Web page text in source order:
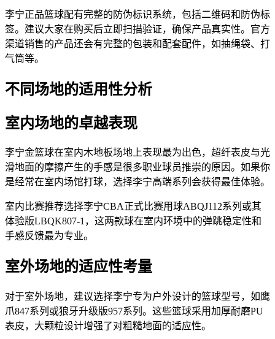
李宁正品篮球配有完整的防伪标识系统，包括二维码和防伪标
签。建议大家在购买后立即扫描验证，确保产品真实性。官方
渠道销售的产品还会有完整的包装和配套配件，如抽绳袋、打
气筒等。
不同场地的适用性分析
室内场地的卓越表现
李宁金篮球在室内木地板场地上表现最为出色，超纤表皮与光
滑地面的摩擦产生的手感是很多职业球员推崇的原因。如果你
是经常在室内场馆打球，选择李宁高端系列会获得最佳体验。
室内比赛推荐选择李宁CBA正式比赛用球ABQJ112系列或其
体验版LBQK807-1，这两款球在室内环境中的弹跳稳定性和
手感反馈最为专业。
室外场地的适应性考量
对于室外场地，建议选择李宁专为户外设计的篮球型号，如鹰
爪847系列或狼牙升级版957系列。这些篮球采用加厚耐磨PU
表皮，大颗粒设计增强了对粗糙地面的适应性。